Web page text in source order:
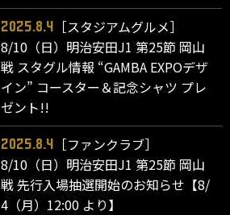
2025.8.4
［スタジアムグルメ］
8/10（日）明治安田J1 第25節 岡山
戦 スタグル情報 “GAMBA EXPOデザ
イン” コースター＆記念シャツ プレ
ゼント!!
2025.8.4
［ファンクラブ］
8/10（日）明治安田J1 第25節 岡山
戦 先行入場抽選開始のお知らせ【8/
4（月）12:00 より】